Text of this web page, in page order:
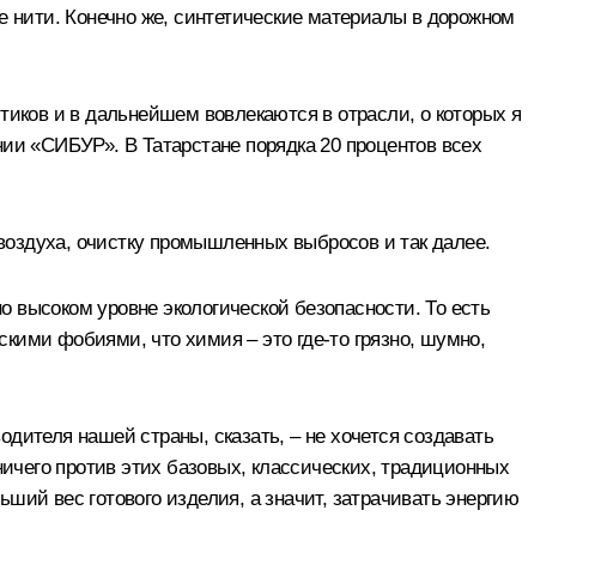
Конечно же, синтетические материалы в дорожном
и в дальнейшем вовлекаются в отрасли, о которых я
«СИБУР». В Татарстане порядка 20 процентов всех
очистку промышленных выбросов и так далее.
уровне экологической безопасности. То есть
фобиями, что химия – это где-то грязно, шумно,
нашей страны, сказать, – не хочется создавать
против этих базовых, классических, традиционных
вес готового изделия, а значит, затрачивать энергию